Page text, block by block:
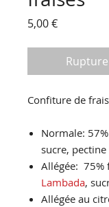
5,00 €Prix
Confiture de
Normale:
sucre, pectine
Allégée: 75%
Lambada,
Allégée au